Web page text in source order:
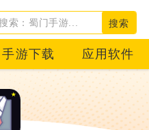
搜索
手游下载 应用软件